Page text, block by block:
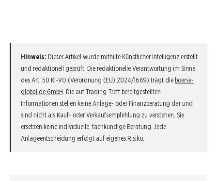
Hinweis: Dieser Artikel wurde mithilfe Künstlicher Intelligenz erstellt
und redaktionell geprüft. Die redaktionelle Verantwortung im Sinne
des Art. 50 KI-VO (Verordnung (EU) 2024/1689) trägt die boerse-
global.de GmbH . Die auf Trading-Treff bereitgestellten
Informationen stellen keine Anlage- oder Finanzberatung dar und
sind nicht als Kauf- oder Verkaufsempfehlung zu verstehen. Sie
ersetzen keine individuelle, fachkundige Beratung. Jede
Anlageentscheidung erfolgt auf eigenes Risiko.